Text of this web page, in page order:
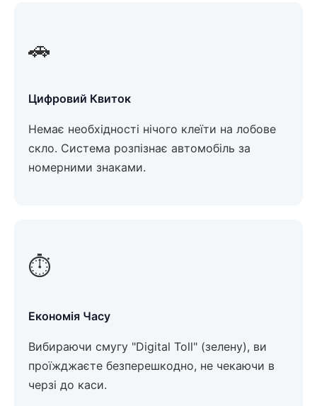
🚗
Цифровий Квиток
Немає необхідності нічого клеїти на лобове
скло. Система розпізнає автомобіль за
номерними знаками.
⏱️
Економія Часу
Вибираючи смугу "Digital Toll" (зелену), ви
проїжджаєте безперешкодно, не чекаючи в
черзі до каси.